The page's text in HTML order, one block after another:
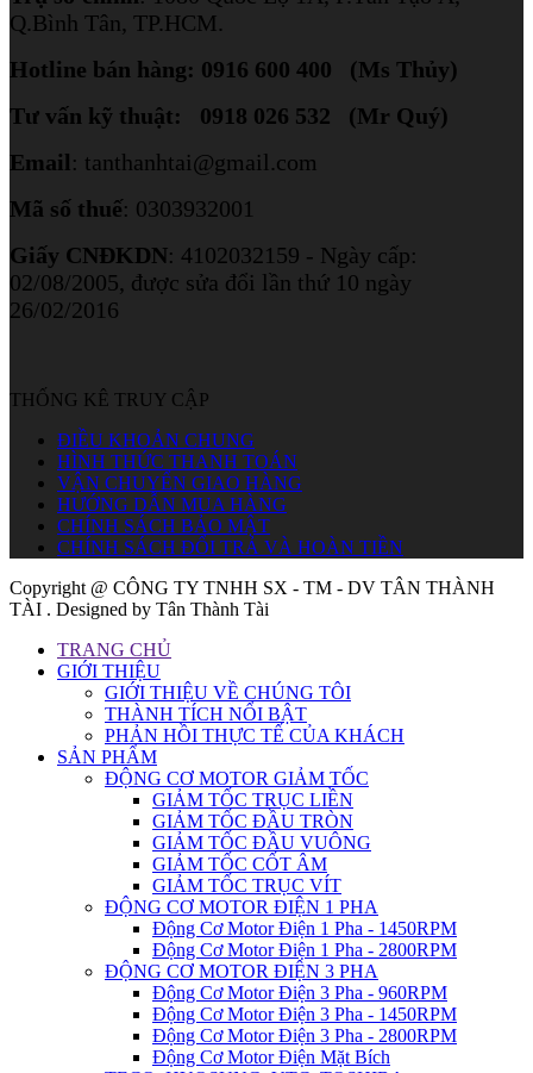
Q.Bình Tân, TP.HCM.
Hotline bán hàng: 0916 600 400 (Ms Thủy)
Tư vấn kỹ thuật: 0918 026 532 (Mr Quý)
Email: tanthanhtai@gmail.com
Mã số thuế: 0303932001
Giấy CNĐKDN: 4102032159 - Ngày cấp:
02/08/2005, được sửa đổi lần thứ 10 ngày
26/02/2016
THỐNG KÊ TRUY CẬP
ĐIỀU KHOẢN CHUNG
HÌNH THỨC THANH TOÁN
VẬN CHUYỂN GIAO HÀNG
HƯỚNG DẪN MUA HÀNG
CHÍNH SÁCH BẢO MẬT
CHÍNH SÁCH ĐỔI TRẢ VÀ HOÀN TIỀN
Copyright @ CÔNG TY TNHH SX - TM - DV TÂN THÀNH
TÀI . Designed by Tân Thành Tài
TRANG CHỦ
GIỚI THIỆU
GIỚI THIỆU VỀ CHÚNG TÔI
THÀNH TÍCH NỔI BẬT
PHẢN HỒI THỰC TẾ CỦA KHÁCH
SẢN PHẨM
ĐỘNG CƠ MOTOR GIẢM TỐC
GIẢM TỐC TRỤC LIỀN
GIẢM TỐC ĐẦU TRÒN
GIẢM TỐC ĐẦU VUÔNG
GIẢM TỐC CỐT ÂM
GIẢM TỐC TRỤC VÍT
ĐỘNG CƠ MOTOR ĐIỆN 1 PHA
Động Cơ Motor Điện 1 Pha - 1450RPM
Động Cơ Motor Điện 1 Pha - 2800RPM
ĐỘNG CƠ MOTOR ĐIỆN 3 PHA
Động Cơ Motor Điện 3 Pha - 960RPM
Động Cơ Motor Điện 3 Pha - 1450RPM
Động Cơ Motor Điện 3 Pha - 2800RPM
Động Cơ Motor Điện Mặt Bích